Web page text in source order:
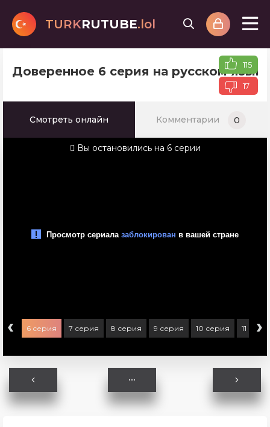
TURKRUTUBE.lol
Доверенное 6 серия на русском 115
17
Смотреть онлайн Комментарии 0
Вы остановились на 6 серии
‹ 6 серия 7 серия 8 серия 9 серия 10 серия 11 ›